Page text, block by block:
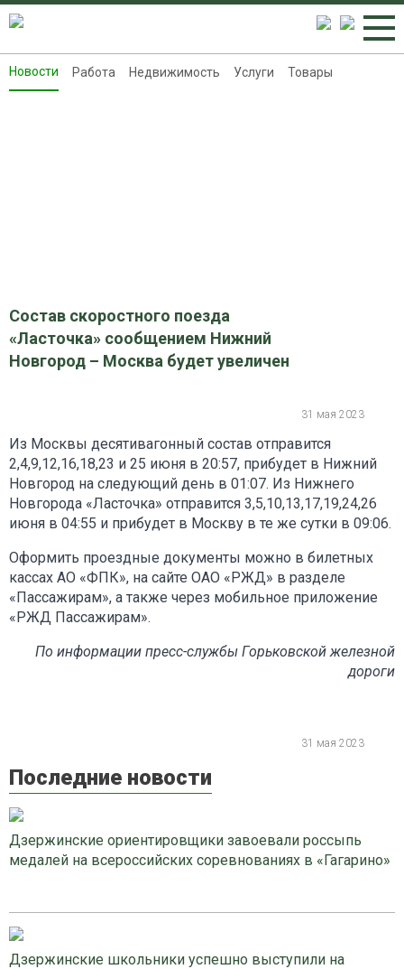
Новости
Новости Работа Недвижимость Услуги Товары
Состав скоростного поезда
«Ласточка» сообщением Нижний
Новгород – Москва будет увеличен
31 мая 2023
Из Москвы десятивагонный состав отправится
2,4,9,12,16,18,23 и 25 июня в 20:57, прибудет в Нижний
Новгород на следующий день в 01:07. Из Нижнего
Новгорода «Ласточка» отправится 3,5,10,13,17,19,24,26
июня в 04:55 и прибудет в Москву в те же сутки в 09:06.
Оформить проездные документы можно в билетных
кассах АО «ФПК», на сайте ОАО «РЖД» в разделе
«Пассажирам», а также через мобильное приложение
«РЖД Пассажирам».
По информации пресс-службы Горьковской железной
дороги
31 мая 2023
Последние новости
Дзержинские ориентировщики завоевали россыпь
медалей на всероссийских соревнованиях в «Гагарино»
Дзержинские школьники успешно выступили на